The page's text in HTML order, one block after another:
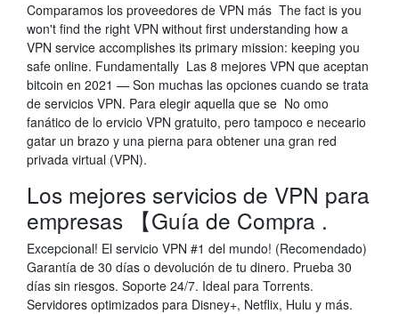
Comparamos los proveedores de VPN más The fact is you
won't find the right VPN without first understanding how a
VPN service accomplishes its primary mission: keeping you
safe online. Fundamentally Las 8 mejores VPN que aceptan
bitcoin en 2021 — Son muchas las opciones cuando se trata
de servicios VPN. Para elegir aquella que se No omo
fanático de lo ervicio VPN gratuito, pero tampoco e neceario
gatar un brazo y una pierna para obtener una gran red
privada virtual (VPN).
Los mejores servicios de VPN para
empresas 【Guía de Compra .
Excepcional! El servicio VPN #1 del mundo! (Recomendado)
Garantía de 30 días o devolución de tu dinero. Prueba 30
días sin riesgos. Soporte 24/7. Ideal para Torrents.
Servidores optimizados para Disney+, Netflix, Hulu y más.